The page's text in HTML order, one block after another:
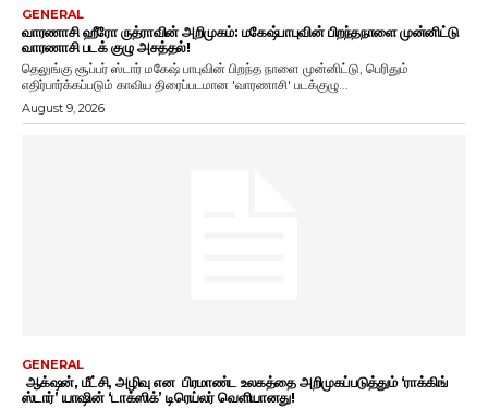
GENERAL
வாரணாசி ஹீரோ ருத்ராவின் அறிமுகம்: மகேஷ்பாபுவின் பிறந்தநாளை முன்னிட்டு
வாரணாசி படக் குழு அசத்தல்!
தெலுங்கு சூப்பர் ஸ்டார் மகேஷ் பாபுவின் பிறந்த நாளை முன்னிட்டு, பெரிதும்
எதிர்பார்க்கப்படும் காவிய திரைப்படமான 'வாரணாசி' படக்குழு...
August 9, 2026
GENERAL
ஆக்‌ஷன், மீட்சி, அழிவு என பிரமாண்ட உலகத்தை அறிமுகப்படுத்தும் ‘ராக்கிங்
ஸ்டார்’ யாஷின் ‘டாக்ஸிக்’ டிரெய்லர் வெளியானது!